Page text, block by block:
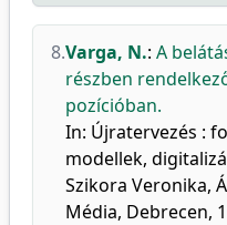
8.Varga, N.: A
részben
pozícióban.
In: Újratervezés :
modellek,
Szikora Veronika,
Média, Debrecen,